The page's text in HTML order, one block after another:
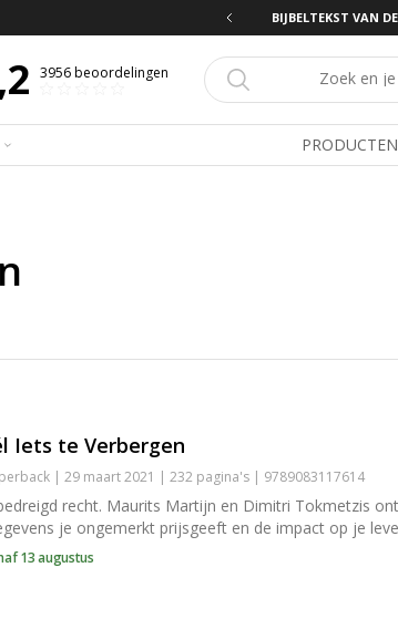
BIJBELTEKST VAN
3956beoordelingen
PRODUCTEN
Iets te Verbergen
| 29 maart 2021 | 232 pagina's | 9789083117614
recht. Maurits Martijn en Dimitri Tokmetzis
je ongemerkt prijsgeeft en de impact op je
13 augustus